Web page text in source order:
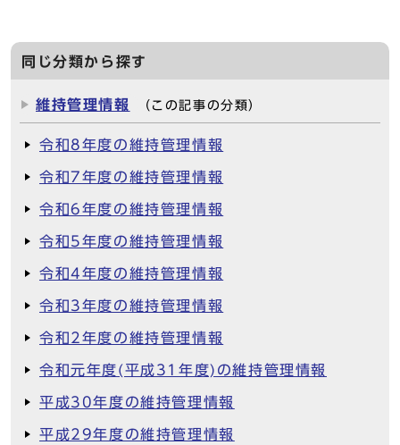
同じ分類から探す
維持管理情報 （この記事の分類）
令和8年度の維持管理情報
令和7年度の維持管理情報
令和6年度の維持管理情報
令和5年度の維持管理情報
令和4年度の維持管理情報
令和3年度の維持管理情報
令和2年度の維持管理情報
令和元年度(平成31年度)の維持管理情報
平成30年度の維持管理情報
平成29年度の維持管理情報